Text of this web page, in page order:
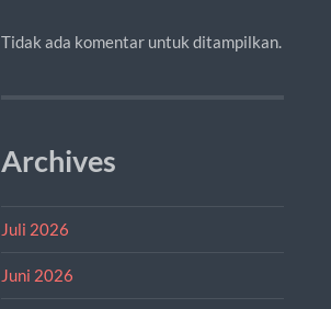
Tidak ada komentar untuk ditampilkan.
Archives
Juli 2026
Juni 2026